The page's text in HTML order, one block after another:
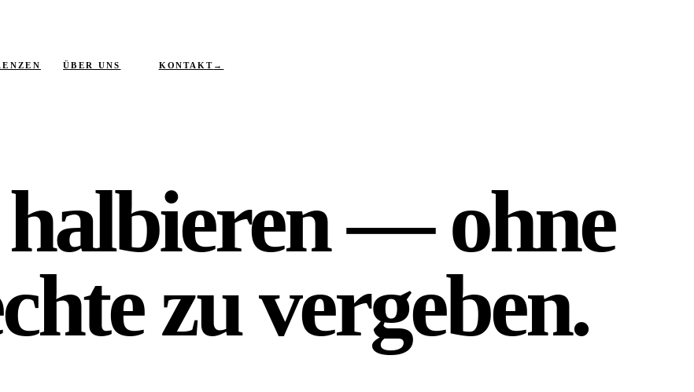
ÜBER UNS KONTAKT →
halbieren— ohne
zu vergeben.